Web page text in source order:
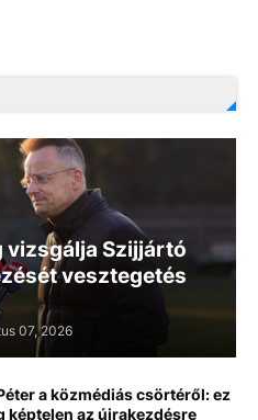
vizsgálja Szijjártó
vesztegetés
07, 2026
a közmédiás csörtéről: ez
képtelen az újrakezdésre